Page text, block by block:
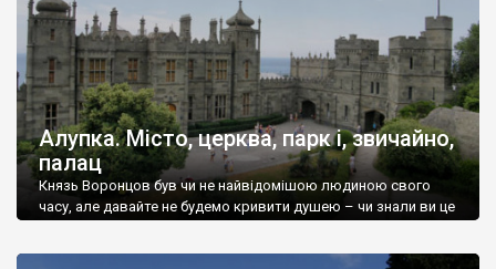
Алупка. Місто, церква, парк і, звичайно,
палац
Князь Воронцов був чи не найвідомішою людиною свого
часу, але давайте не будемо кривити душею – чи знали ви це